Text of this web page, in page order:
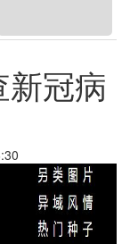
冠病